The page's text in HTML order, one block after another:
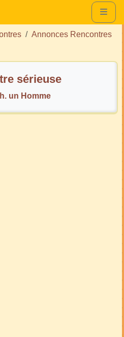
Annonces Rencontres
sérieuse
un Homme